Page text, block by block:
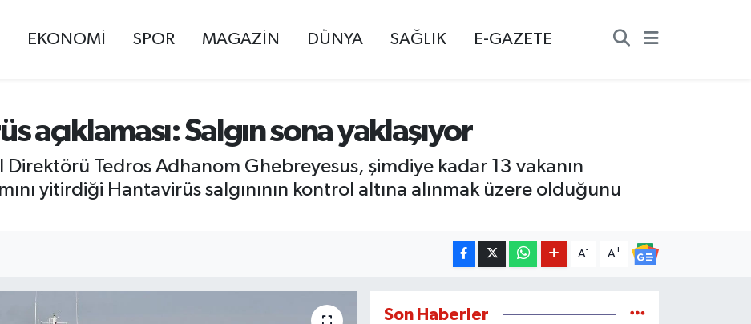
EKONOMİ SPOR MAGAZİN DÜNYA SAĞLIK E-GAZETE
açıklaması: Salgın sona yaklaşıyor
Direktörü Tedros Adhanom Ghebreyesus, şimdiye kadar 13 vakanın
yitirdiği Hantavirüs salgınının kontrol altına alınmak üzere olduğunu
A- A+
Son Haberler